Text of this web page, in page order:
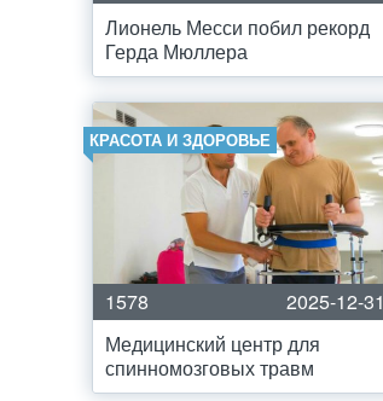
Лионель Месси побил рекорд
Герда Мюллера
КРАСОТА И ЗДОРОВЬЕ
1578
2025-12-31
Медицинский центр для
спинномозговых травм